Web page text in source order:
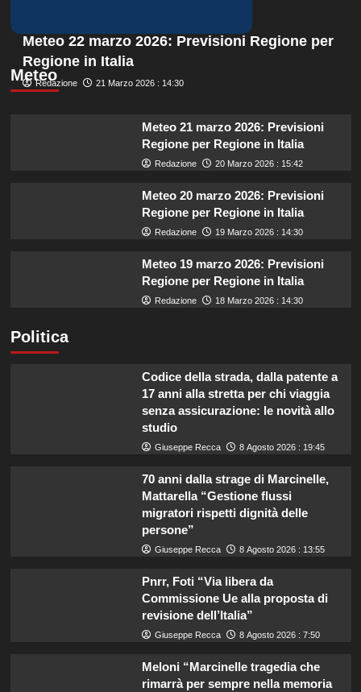
Meteo
Meteo 22 marzo 2026: Previsioni Regione per
Regione in Italia
Redazione 21 Marzo 2026 : 14:30
Meteo 21 marzo 2026: Previsioni
Regione per Regione in Italia
Redazione 20 Marzo 2026 : 15:42
Meteo 20 marzo 2026: Previsioni
Regione per Regione in Italia
Redazione 19 Marzo 2026 : 14:30
Meteo 19 marzo 2026: Previsioni
Regione per Regione in Italia
Redazione 18 Marzo 2026 : 14:30
Politica
Codice della strada, dalla patente a
17 anni alla stretta per chi viaggia
senza assicurazione: le novità allo
studio
Giuseppe Recca 8 Agosto 2026 : 19:45
70 anni dalla strage di Marcinelle,
Mattarella “Gestione flussi
migratori rispetti dignità delle
persone”
Giuseppe Recca 8 Agosto 2026 : 13:55
Pnrr, Foti “Via libera da
Commissione Ue alla proposta di
revisione dell’Italia”
Giuseppe Recca 8 Agosto 2026 : 7:50
Meloni “Marcinelle tragedia che
rimarrà per sempre nella memoria